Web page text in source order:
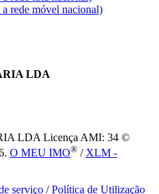
rede móvel nacional)
LDA
LDA Licença AMI: 34 ©
O MEU IMO® /XLM -
serviço /Política de Utilização